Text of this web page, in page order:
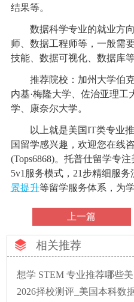
结果等。
数据科学专业的就业方向
师、数据工程师等，一般需
技能、数据可视化、数据库等
推荐院校：加州大学伯克
内基·梅隆大学、佐治亚理
学、康奈尔大学。
以上就是美国IT类专业推
国留学感兴趣，欢迎您在线
(Tops6868)。托普仕留学专
5v1服务模式，21步精细服
景提升等留学服务体系，为
上一篇
相关推荐
2026择校测评_美国本科数